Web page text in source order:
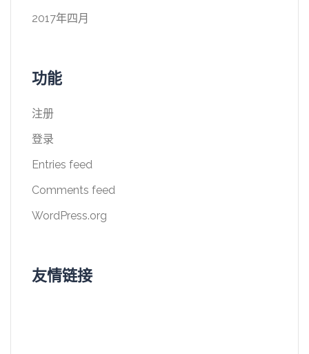
2017年四月
功能
注册
登录
Entries feed
Comments feed
WordPress.org
友情链接